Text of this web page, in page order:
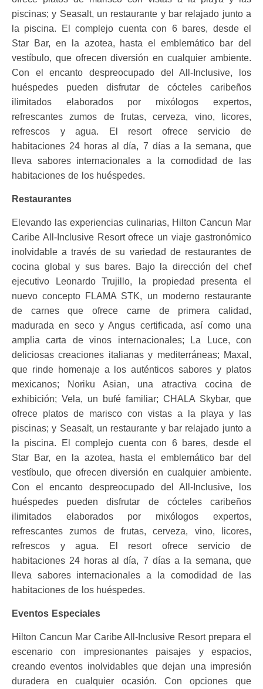
piscinas; y Seasalt, un restaurante y bar relajado junto a
la piscina. El complejo cuenta con 6 bares, desde el
Star Bar, en la azotea, hasta el emblemático bar del
vestíbulo, que ofrecen diversión en cualquier ambiente.
Con el encanto despreocupado del All-Inclusive, los
huéspedes pueden disfrutar de cócteles caribeños
ilimitados elaborados por mixólogos expertos,
refrescantes zumos de frutas, cerveza, vino, licores,
refrescos y agua. El resort ofrece servicio de
habitaciones 24 horas al día, 7 días a la semana, que
lleva sabores internacionales a la comodidad de las
habitaciones de los huéspedes.
Restaurantes
Elevando las experiencias culinarias, Hilton Cancun Mar
Caribe All-Inclusive Resort ofrece un viaje gastronómico
inolvidable a través de su variedad de restaurantes de
cocina global y sus bares. Bajo la dirección del chef
ejecutivo Leonardo Trujillo, la propiedad presenta el
nuevo concepto FLAMA STK, un moderno restaurante
de carnes que ofrece carne de primera calidad,
madurada en seco y Angus certificada, así como una
amplia carta de vinos internacionales; La Luce, con
deliciosas creaciones italianas y mediterráneas; Maxal,
que rinde homenaje a los auténticos sabores y platos
mexicanos; Noriku Asian, una atractiva cocina de
exhibición; Vela, un bufé familiar; CHALA Skybar, que
ofrece platos de marisco con vistas a la playa y las
piscinas; y Seasalt, un restaurante y bar relajado junto a
la piscina. El complejo cuenta con 6 bares, desde el
Star Bar, en la azotea, hasta el emblemático bar del
vestíbulo, que ofrecen diversión en cualquier ambiente.
Con el encanto despreocupado del All-Inclusive, los
huéspedes pueden disfrutar de cócteles caribeños
ilimitados elaborados por mixólogos expertos,
refrescantes zumos de frutas, cerveza, vino, licores,
refrescos y agua. El resort ofrece servicio de
habitaciones 24 horas al día, 7 días a la semana, que
lleva sabores internacionales a la comodidad de las
habitaciones de los huéspedes.
Eventos Especiales
Hilton Cancun Mar Caribe All-Inclusive Resort prepara el
escenario con impresionantes paisajes y espacios,
creando eventos inolvidables que dejan una impresión
duradera en cualquier ocasión. Con opciones que